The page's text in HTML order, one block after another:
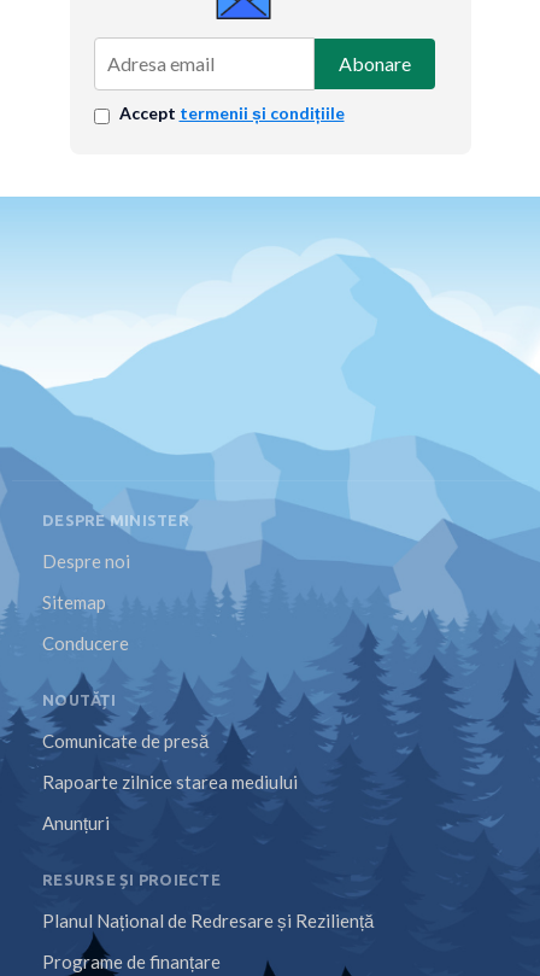
Abonare
Accept termenii și condițiile
DESPRE MINISTER
Despre noi
Sitemap
Conducere
NOUTĂȚI
Comunicate de presă
Rapoarte zilnice starea mediului
Anunțuri
RESURSE ȘI PROIECTE
Planul Național de Redresare și Reziliență
Programe de finanțare